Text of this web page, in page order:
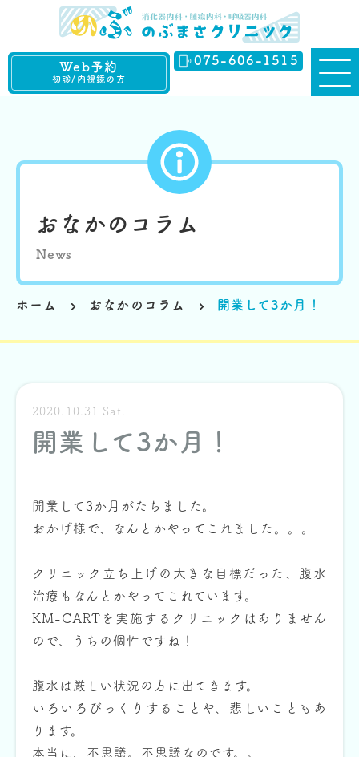
Web予約
初診/内視鏡の方
075-606-1515
おなかのコラム
News
ホーム おなかのコラム 開業して3か月！
2020.10.31 Sat.
開業して3か月！
開業して3か月がたちました。
おかげ様で、なんとかやってこれました。。。
クリニック立ち上げの大きな目標だった、腹水
治療もなんとかやってこれています。
KM-CARTを実施するクリニックはありません
ので、うちの個性ですね！
腹水は厳しい状況の方に出てきます。
いろいろびっくりすることや、悲しいこともあ
ります。
本当に、不思議。不思議なのです。。